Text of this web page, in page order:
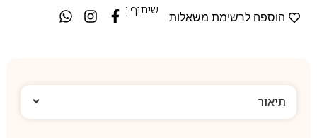
הוספה לרשימת משאלות
שיתוף :
תיאור